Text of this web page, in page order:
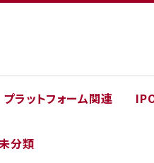
プラットフォーム関連
分類